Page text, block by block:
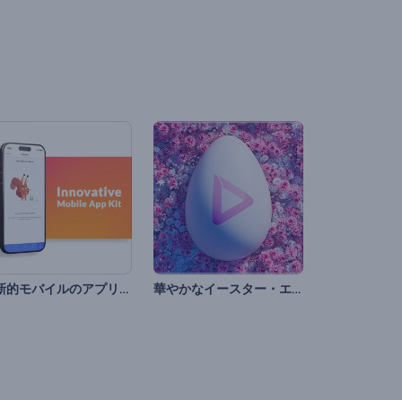
革新的モバイルのアプリキット 華やかなイースター・エッグのイントロ動画